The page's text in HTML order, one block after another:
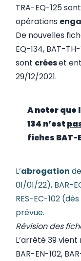
TRA-EQ-125 sont
opérations
De nouvelles
EQ-134, BAT-
sont créeset
29/12/2021.
A noter que
134 n’est
fiches BAT-
L’abrogation
01/01/22), BAR-
RES-EC-102
prévue.
Révision des
L’arrêté 39vient
BAR-EN-102,